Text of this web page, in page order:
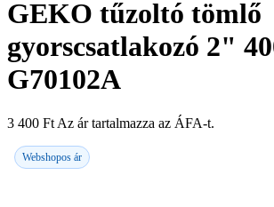
GEKO tűzoltó tömlő
gyorscsatlakozó 2"
G70102A
3 400 Ft Az ár tartalmazza az ÁFA-t.
Webshopos ár